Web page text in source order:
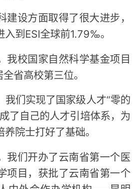
建设方面取得了很大进步，
到ESI全球前1.79‰。
我校国家自然科学基金项目
省高校第三位。
我们实现了国家级人才“零的
了自己的人才引培体系，为
院士打好了基础。
我们开办了云南省第一个医
项目，获批了云南省第一个